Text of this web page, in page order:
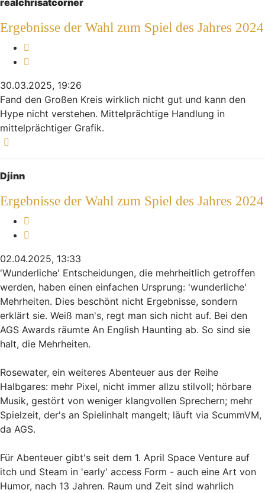
Ergebnisse der Wahl zum Spiel des Jahres 2024
30.03.2025, 19:26
Fand den Großen Kreis wirklich nicht gut und kann den
Hype nicht verstehen. Mittelprächtige Handlung in
mittelprächtiger Grafik.
Djinn
Ergebnisse der Wahl zum Spiel des Jahres 2024
02.04.2025, 13:33
'Wunderliche' Entscheidungen, die mehrheitlich getroffen
werden, haben einen einfachen Ursprung: 'wunderliche'
Mehrheiten. Dies beschönt nicht Ergebnisse, sondern
erklärt sie. Weiß man's, regt man sich nicht auf. Bei den
AGS Awards räumte An English Haunting ab. So sind sie
halt, die Mehrheiten.
Rosewater, ein weiteres Abenteuer aus der Reihe
Halbgares: mehr Pixel, nicht immer allzu stilvoll; hörbare
Musik, gestört von weniger klangvollen Sprechern; mehr
Spielzeit, der's an Spielinhalt mangelt; läuft via ScummVM,
da AGS.
Für Abenteuer gibt's seit dem 1. April Space Venture auf
itch und Steam in 'early' access Form - auch eine Art von
Humor, nach 13 Jahren. Raum und Zeit sind wahrlich